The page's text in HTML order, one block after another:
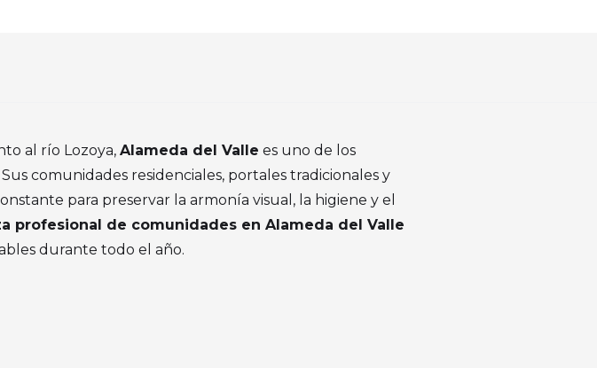
al río Lozoya, Alameda del Valle es uno de los
comunidades residenciales, portales tradicionales y
para preservar la armonía visual, la higiene y el
profesional de comunidades en Alameda del Valle
durante todo el año.